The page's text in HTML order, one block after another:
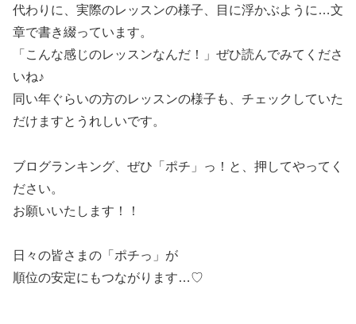
代わりに、実際のレッスンの様子、目に浮かぶように…文
章で書き綴っています。
「こんな感じのレッスンなんだ！」ぜひ読んでみてくださ
いね♪
同い年ぐらいの方のレッスンの様子も、チェックしていた
だけますとうれしいです。
ブログランキング、ぜひ「ポチ」っ！と、押してやってく
ださい。
お願いいたします！！
日々の皆さまの「ポチっ」が
順位の安定にもつながります…♡